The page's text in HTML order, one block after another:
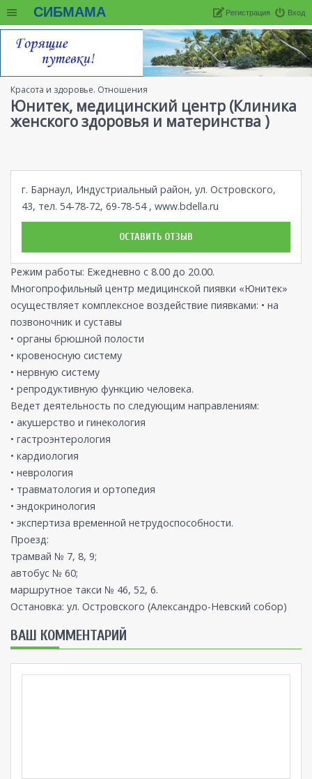
СИБМАМА Вход
Регистрация
Красота и здоровье. Отношения
Юнитек, медицинский центр (Клиника
женского здоровья и материнства )
г. Барнаул, Индустриальный район, ул. Островского,
43, тел. 54-78-72, 69-78-54 , www.bdella.ru
ОСТАВИТЬ ОТЗЫВ
Режим работы: Ежедневно с 8.00 до 20.00.
Многопрофильный центр медицинской пиявки «Юнитек»
осуществляет комплексное воздействие пиявками: • на
позвоночник и суставы
• органы брюшной полости
• кровеносную систему
• нервную систему
• репродуктивную функцию человека.
Ведет деятельность по следующим направлениям:
• акушерство и гинекология
• гастроэнтерология
• кардиология
• неврология
• травматология и ортопедия
• эндокринология
• экспертиза временной нетрудоспособности.
Проезд:
трамвай № 7, 8, 9;
автобус № 60;
маршрутное такси № 46, 52, 6.
Остановка: ул. Островского (Александро-Невский собор)
ВАШ КОММЕНТАРИЙ